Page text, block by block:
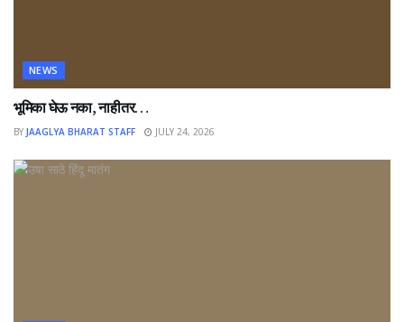
NEWS
भूमिका घेऊ नका, नाहीतर…
BY JAAGLYA BHARAT STAFF JULY 24, 2026